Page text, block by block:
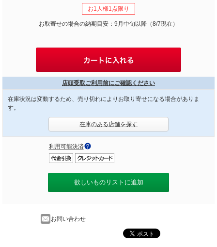
お1人様1点限り
お取寄せの場合の納期目安：9月中旬以降（8/7現在）
店頭受取ご利用前にご確認ください
在庫状況は変動するため、売り切れによりお取り寄せになる場合がありま
す。
在庫のある店舗を探す
利用可能決済
欲しいものリストに追加
お問い合わせ